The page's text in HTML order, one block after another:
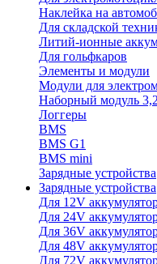
Наклейка на
Для складской
Литий-ионные
Для гольфкаров
Элементы и модули
Модули для
Наборный модуль
Логгеры
BMS
BMS G1
BMS mini
Зарядные устройства
Зарядные устройства
Для 12V
Для 24V
Для 36V
Для 48V
Для 72V